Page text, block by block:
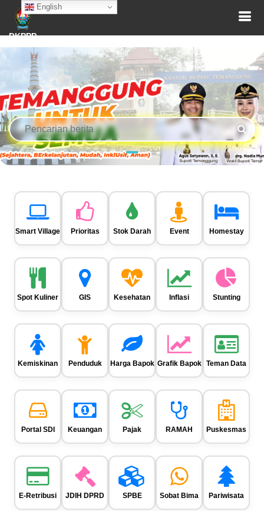
English
DKPPP
Smart Village Prioritas Stok Darah Event Homestay
Spot Kuliner GIS Kesehatan Inflasi Stunting
Kemiskinan Penduduk Harga Bapok Grafik Bapok Teman Data
Portal SDI Keuangan Pajak RAMAH Puskesmas
E-Retribusi JDIH DPRD SPBE Sobat Bima Pariwisata